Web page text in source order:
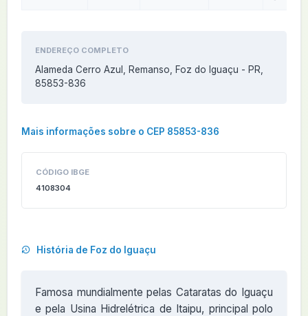
ENDEREÇO COMPLETO
Alameda Cerro Azul, Remanso, Foz do Iguaçu - PR,
85853-836
Mais informações sobre o CEP 85853-836
CÓDIGO IBGE
4108304
História de Foz do Iguaçu
Famosa mundialmente pelas Cataratas do Iguaçu
e pela Usina Hidrelétrica de Itaipu, principal polo